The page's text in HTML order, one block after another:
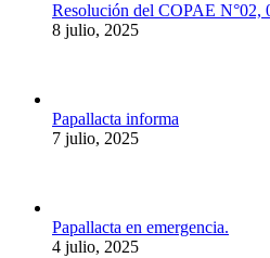
Resolución del COPAE N°02,
8 julio, 2025
Papallacta informa
7 julio, 2025
Papallacta en emergencia.
4 julio, 2025